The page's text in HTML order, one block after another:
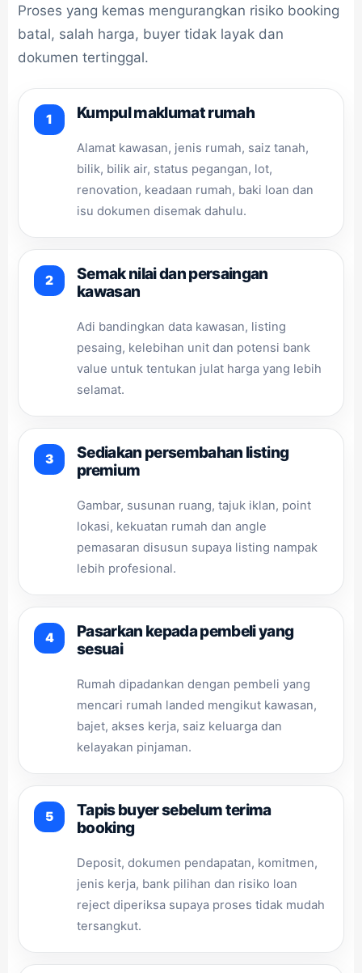
Proses yang kemas mengurangkan risiko booking
batal, salah harga, buyer tidak layak dan
dokumen tertinggal.
Kumpul maklumat rumah
Alamat kawasan, jenis rumah, saiz tanah,
bilik, bilik air, status pegangan, lot,
renovation, keadaan rumah, baki loan dan
isu dokumen disemak dahulu.
Semak nilai dan persaingan
kawasan
Adi bandingkan data kawasan, listing
pesaing, kelebihan unit dan potensi bank
value untuk tentukan julat harga yang lebih
selamat.
Sediakan persembahan listing
premium
Gambar, susunan ruang, tajuk iklan, point
lokasi, kekuatan rumah dan angle
pemasaran disusun supaya listing nampak
lebih profesional.
Pasarkan kepada pembeli yang
sesuai
Rumah dipadankan dengan pembeli yang
mencari rumah landed mengikut kawasan,
bajet, akses kerja, saiz keluarga dan
kelayakan pinjaman.
Tapis buyer sebelum terima
booking
Deposit, dokumen pendapatan, komitmen,
jenis kerja, bank pilihan dan risiko loan
reject diperiksa supaya proses tidak mudah
tersangkut.